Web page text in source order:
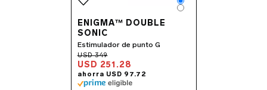
ENIGMA™ DOUBLE
SONIC
Estimulador de punto G
USD 251.28
Color
Color